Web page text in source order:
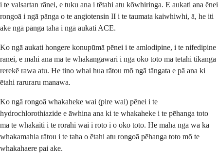
i te valsartan rānei, e tuku ana i tētahi atu kōwhiringa. E aukati ana ēnei
rongoā i ngā pānga o te angiotensin II i te taumata kaiwhiwhi, ā, he iti
ake ngā pānga taha i ngā aukati ACE.
Ko ngā aukati hongere konupūmā pēnei i te amlodipine, i te nifedipine
rānei, e mahi ana mā te whakangāwari i ngā oko toto mā tētahi tikanga
rerekē rawa atu. He tino whai hua rātou mō ngā tāngata e pā ana ki
ētahi raruraru manawa.
Ko ngā rongoā whakaheke wai (pire wai) pēnei i te
hydrochlorothiazide e āwhina ana ki te whakaheke i te pēhanga toto
mā te whakaiti i te rōrahi wai i roto i ō oko toto. He maha ngā wā ka
whakamahia rātou i te taha o ētahi atu rongoā pēhanga toto mō te
whakahaere pai ake.